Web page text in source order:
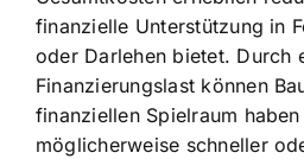
finanzielle Unterstützung in
oder Darlehen bietet. Durch
Finanzierungslast können
finanziellen Spielraum
möglicherweise schneller